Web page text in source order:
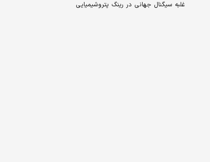
غلبه سیگنال جهانی در رینگ پتروشیمیایی